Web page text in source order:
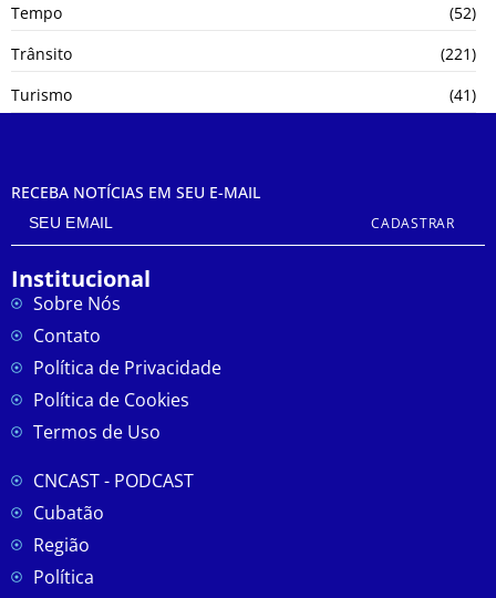
Tempo
(52)
Trânsito
(221)
Turismo
(41)
RECEBA NOTÍCIAS EM SEU E-MAIL
CADASTRAR
Institucional
Sobre Nós
Contato
Política de Privacidade
Política de Cookies
Termos de Uso
CNCAST - PODCAST
Cubatão
Região
Política